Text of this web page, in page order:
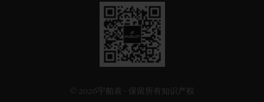
见
下
方
二
维
码
© 2026宇舶表 - 保留所有知识产权